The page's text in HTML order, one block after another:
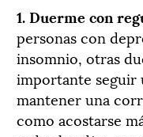
1. Duerme con
personas con
insomnio, otras
importante seguir
mantener una
como acostarse